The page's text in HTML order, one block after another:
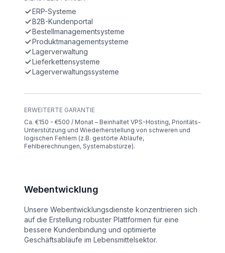
ERP-Systeme
B2B-Kundenportal
Bestellmanagementsysteme
Produktmanagementsysteme
Lagerverwaltung
Lieferkettensysteme
Lagerverwaltungssysteme
ERWEITERTE GARANTIE
Ca. €150 - €500 / Monat – Beinhaltet VPS-Hosting, Prioritäts-
Unterstützung und Wiederherstellung von schweren und
logischen Fehlern (z.B. gestörte Abläufe,
Fehlberechnungen, Systemabstürze).
Webentwicklung
Unsere Webentwicklungsdienste konzentrieren sich
auf die Erstellung robuster Plattformen für eine
bessere Kundenbindung und optimierte
Geschäftsabläufe im Lebensmittelsektor.